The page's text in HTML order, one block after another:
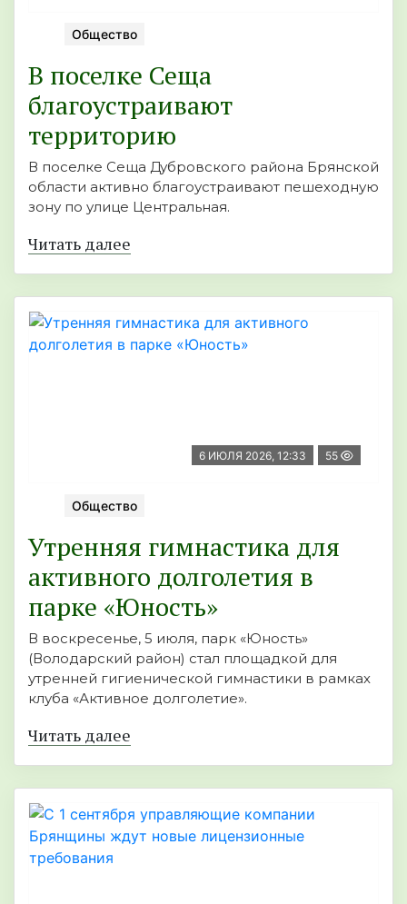
Общество
В поселке Сеща
благоустраивают
территорию
В поселке Сеща Дубровского района Брянской
области активно благоустраивают пешеходную
зону по улице Центральная.
Читать далее
6 ИЮЛЯ 2026, 12:33 55
Общество
Утренняя гимнастика для
активного долголетия в
парке «Юность»
В воскресенье, 5 июля, парк «Юность»
(Володарский район) стал площадкой для
утренней гигиенической гимнастики в рамках
клуба «Активное долголетие».
Читать далее